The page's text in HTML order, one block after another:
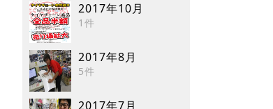
2017年10月
1件
2017年8月
5件
2017年7月